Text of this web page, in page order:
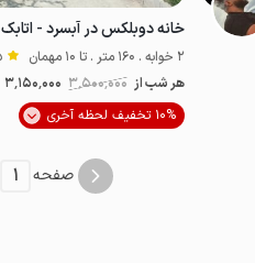
موقعیت در نقشه
خانه دوبلکس در آبسرد -
2 خوابه . 160 متر . تا 10 مهمان
هر شب از 3٬500٬000 3٬150٬000
10% تخفیف لحظه آخری
صفحه 1